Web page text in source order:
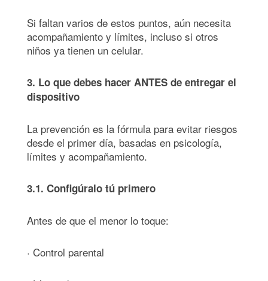
Si faltan varios de estos puntos, aún necesita
acompañamiento y límites, incluso si otros
niños ya tienen un celular.
3. Lo que debes hacer ANTES de entregar el
dispositivo
La prevención es la fórmula para evitar riesgos
desde el primer día, basadas en psicología,
límites y acompañamiento.
3.1. Configúralo tú primero
Antes de que el menor lo toque:
· Control parental